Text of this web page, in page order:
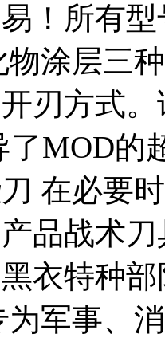
！所有
涂层三
刃方式
了MOD的
在必要
品战术
衣特种
为军事、